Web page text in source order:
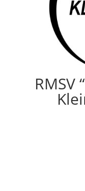
RMSV